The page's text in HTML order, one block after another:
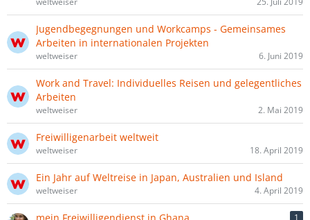
Jugendbegegnungen und Workcamps - Gemeinsames
Arbeiten in internationalen Projekten
weltweiser 6. Juni 2019
Work and Travel: Individuelles Reisen und gelegentliches
Arbeiten
weltweiser 2. Mai 2019
Freiwilligenarbeit weltweit
weltweiser 18. April 2019
Ein Jahr auf Weltreise in Japan, Australien und Island
weltweiser 4. April 2019
1